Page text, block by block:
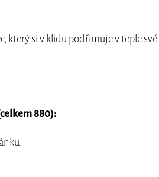
který si v klidu podřimuje v teple své
880):